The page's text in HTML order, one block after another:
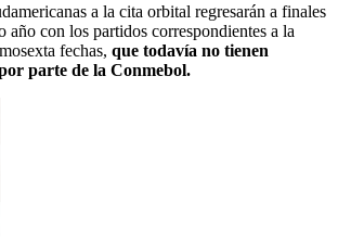
a la cita orbital regresarán a finales
año con los partidos correspondientes a la
fechas, que todavía no tienen
parte de la Conmebol.